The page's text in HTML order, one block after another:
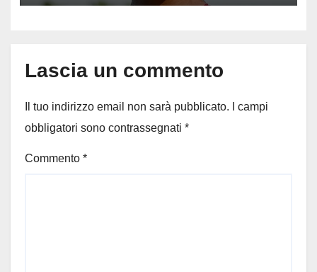
Lascia un commento
Il tuo indirizzo email non sarà pubblicato.
I campi
obbligatori sono contrassegnati *
Commento *